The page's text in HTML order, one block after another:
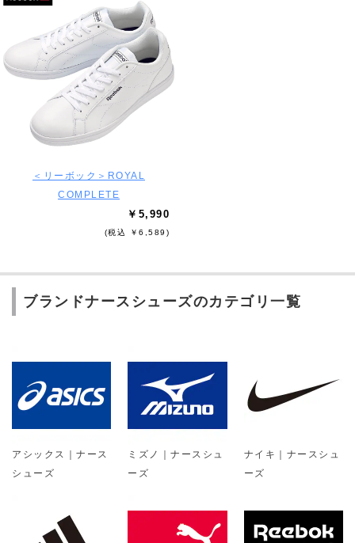
＜リーボック＞ROYAL
COMPLETE
￥5,990
(税込 ￥6,589)
ブランドナースシューズのカテゴリ一覧
アシックス｜ナース
シューズ
ミズノ｜ナースシュ
ーズ
ナイキ｜ナースシュ
ーズ